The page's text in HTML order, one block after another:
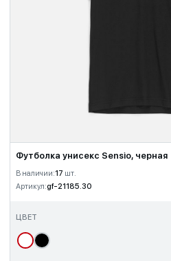
Футболка унисекс Sensio, черная
В наличии:17 шт.
Артикул:gf-21185.30
ЦВЕТ